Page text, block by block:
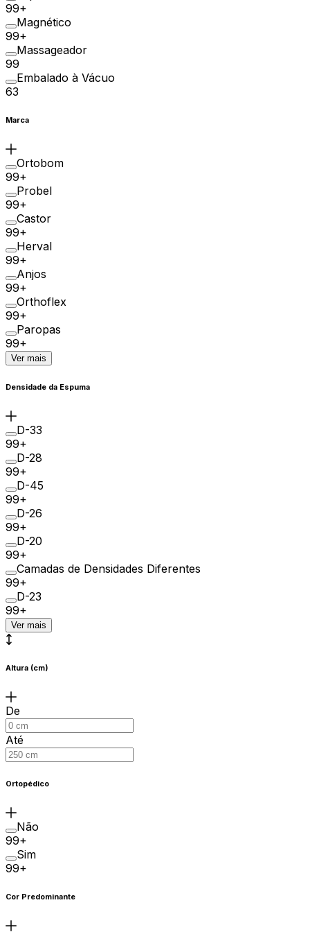
99+
Magnético
99+
Massageador
99
Embalado à Vácuo
63
Marca
Ortobom
99+
Probel
99+
Castor
99+
Herval
99+
Anjos
99+
Orthoflex
99+
Paropas
99+
Ver mais
Densidade da Espuma
D-33
99+
D-28
99+
D-45
99+
D-26
99+
D-20
99+
Camadas de Densidades Diferentes
99+
D-23
99+
Ver mais
Altura (cm)
De
Até
Ortopédico
Não
99+
Sim
99+
Cor Predominante